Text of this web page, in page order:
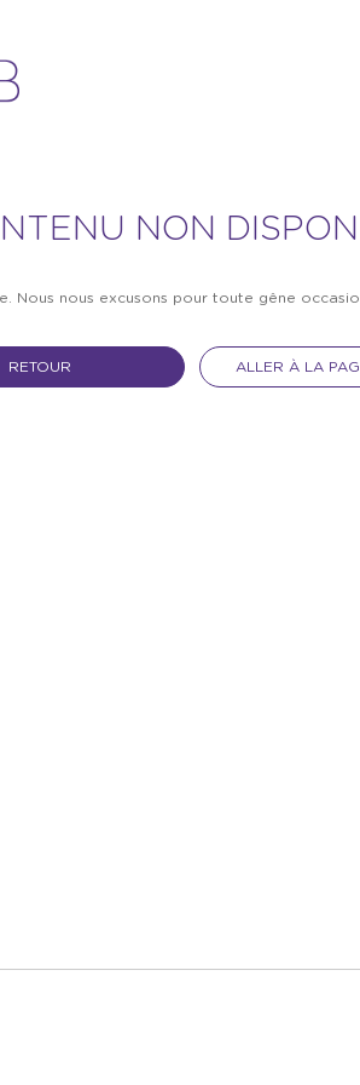
NON
Nous nous excusons pour toute gêne
RETOUR ALLER À LA